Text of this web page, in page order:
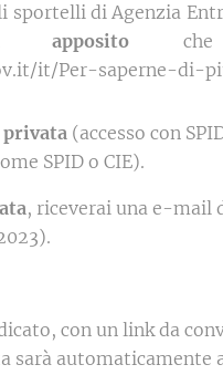
di Agenzia
apposito che
it/Per-saperne-di-
privata (accesso con
SPID o CIE).
, riceverai una e-mail
con un link da
sarà automaticamente